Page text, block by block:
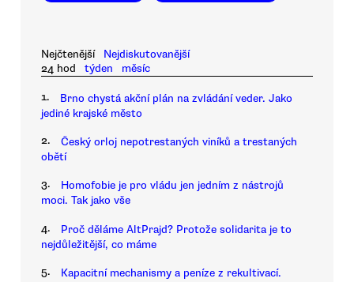
Nejčtenější
Nejdiskutovanější
24 hod
týden měsíc
1.
Brno chystá akční plán na zvládání veder. Jako
jediné krajské město
2.
Český orloj nepotrestaných viníků a trestaných
obětí
3.
Homofobie je pro vládu jen jedním z nástrojů
moci. Tak jako vše
4.
Proč děláme AltPrajd? Protože solidarita je to
nejdůležitější, co máme
5.
Kapacitní mechanismy a peníze z rekultivací.